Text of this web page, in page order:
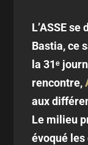
L’ASSE
Bastia, ce
la 31ᵉ
rencontre,
aux
Le milieu
évoqué